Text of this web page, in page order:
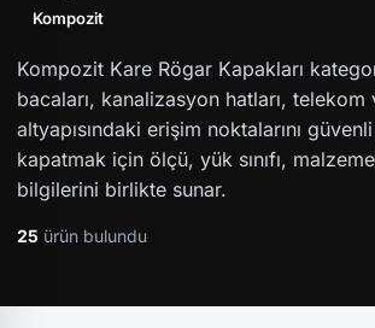
Kompozit
Kompozit Kare Rögar Kapakları
bacaları, kanalizasyon hatları, telekom
altyapısındaki erişim noktalarını
kapatmak için ölçü, yük sınıfı,
bilgilerini birlikte sunar.
25 ürün bulundu